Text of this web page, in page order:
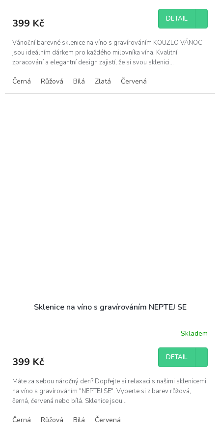
399 Kč DETAIL
Vánoční barevné sklenice na víno s gravírováním KOUZLO VÁNOC
jsou ideálním dárkem pro každého milovníka vína. Kvalitní
zpracování a elegantní design zajistí, že si svou sklenici...
Černá Růžová Bílá Zlatá Červená
Sklenice na víno s gravírováním NEPTEJ SE
Skladem
399 Kč DETAIL
Máte za sebou náročný den? Dopřejte si relaxaci s našimi sklenicemi
na víno s gravírováním "NEPTEJ SE". Vyberte si z barev růžová,
černá, červená nebo bílá. Sklenice jsou...
Černá Růžová Bílá Červená